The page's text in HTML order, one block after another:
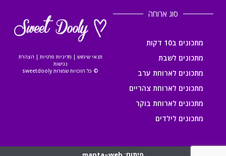
סוג ארוחה
מתכונים ב10 דקות
מתכונים לשבת
מתכונים לארוחת ערב
מתכונים לארוחת צהריים
מתכונים לארוחת בוקר
מתכונים לילדים
תנאי שימוש | מדיניות פרטיות | הצהרת
נגישות
© כל הזכויות שמורות sweetdooly